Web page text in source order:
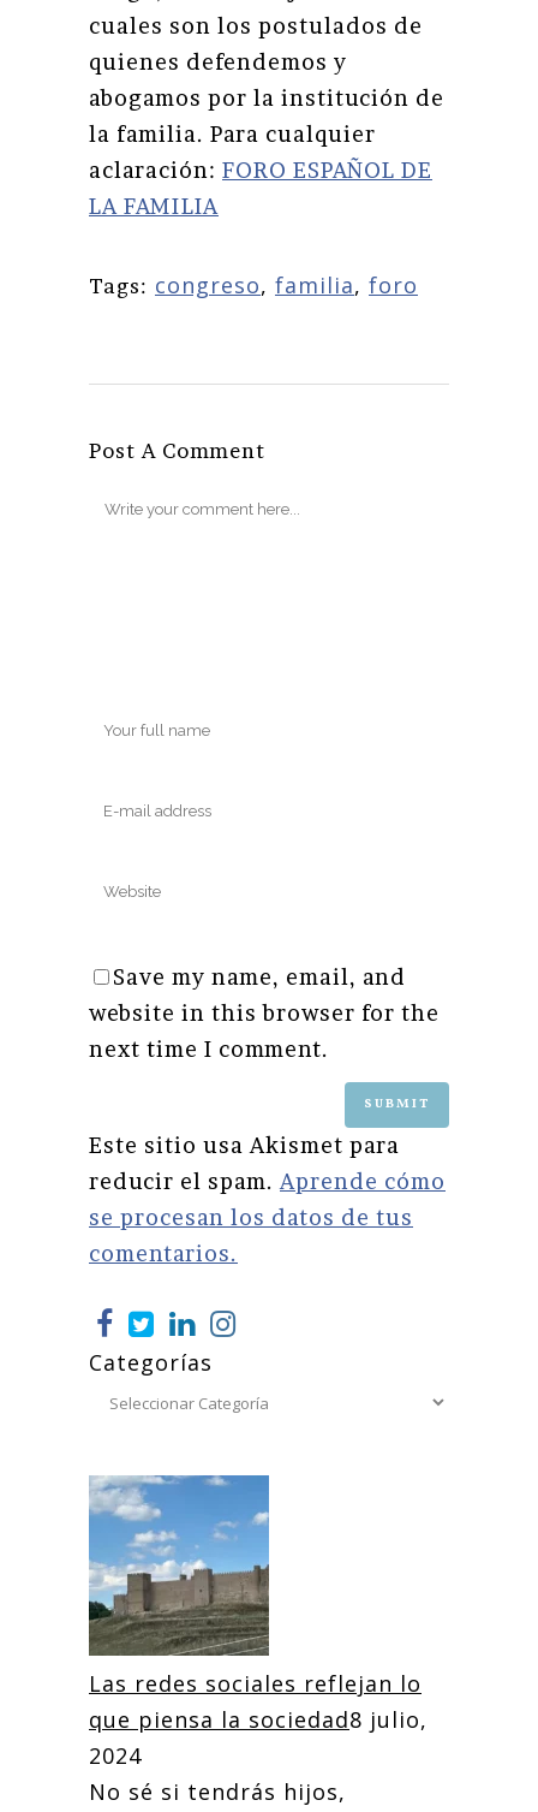
cuales son los postulados de
quienes defendemos y
abogamos por la institución de
la familia. Para cualquier
aclaración: FORO ESPAÑOL DE
LA FAMILIA
Tags: congreso, familia, foro
Post A Comment
Save my name, email, and
website in this browser for the
next time I comment.
Este sitio usa Akismet para
reducir el spam. Aprende cómo
se procesan los datos de tus
comentarios.
Categorías
Las redes sociales reflejan lo
que piensa la sociedad8 julio,
2024
No sé si tendrás hijos,